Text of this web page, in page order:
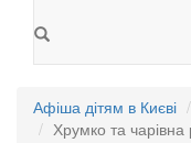
Афіша дітям в Києві
Хрумко та чарівна